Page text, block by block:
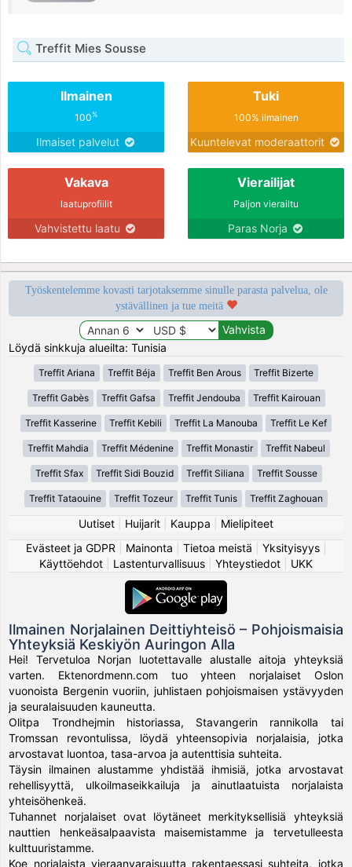
Treffit Mies Sousse
Ilmainen
100%
Ilmaiset palvelut
Tuki
100% ilmainen
Kuuntelevat moderaattorit
Vakava
laatuprofiilit
Vahvistettu laatu
Vierailijat
Paljon vierailtu
Paras Norja
Työskentelemme kovasti tarjotaksemme sinulle parasta palvelua, ole
ystävällinen ja tue meitä
Löydä sinkkuja alueilta: Tunisia
Treffit Ariana Treffit Béja Treffit Ben Arous Treffit Bizerte
Treffit Gabès Treffit Gafsa Treffit Jendouba Treffit Kairouan
Treffit Kasserine Treffit Kebili Treffit La Manouba Treffit Le Kef
Treffit Mahdia Treffit Médenine Treffit Monastir Treffit Nabeul
Treffit Sfax Treffit Sidi Bouzid Treffit Siliana Treffit Sousse
Treffit Tataouine Treffit Tozeur Treffit Tunis Treffit Zaghouan
Uutiset Huijarit Kauppa
Mielipiteet
Evästeet ja GDPR
Mainonta Tietoa meistä Yksityisyys|
Käyttöehdot
Lastenturvallisuus Yhteystiedot UKK
Ilmainen Norjalainen Deittiyhteisö – Pohjoismaisia
Yhteyksiä Keskiyön Auringon Alla
Hei! Tervetuloa Norjan luotettavalle alustalle aitoja yhteyksiä
varten. Ektenordmenn.com tuo yhteen norjalaiset Oslon
vuonoista Bergenin vuoriin, juhlistaen pohjoismaisen ystävyyden
ja seuralaisuuden kauneutta.
Olitpa Trondhejmin historiassa, Stavangerin rannikolla tai
Tromssan revontulissa, löydä yhteensopivia norjalaisia, jotka
arvostavat luontoa, tasa-arvoa ja autenttisia suhteita.
Täysin ilmainen alustamme yhdistää ihmisiä, jotka arvostavat
rehellisyyttä, ulkoilmaseikkailuja ja ainutlaatuista norjalaista
yhteisöhenkeä.
Tuhannet norjalaiset ovat löytäneet merkityksellisiä yhteyksiä
nauttien henkeäsalpaavista maisemistamme ja tervetulleesta
kulttuuristamme.
Koe norjalaista vieraanvaraisuutta rakentaessasi suhteita, jotka